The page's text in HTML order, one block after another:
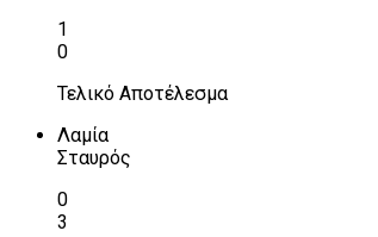
1
0
Τελικό Αποτέλεσμα
Λαμία
Σταυρός
0
3